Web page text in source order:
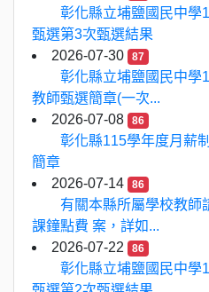
彰化縣立埔鹽國民中學
甄選第3次甄選結果
2026-07-30
87
彰化縣立埔鹽國民中學
教師甄選簡章(一次...
2026-07-08
86
彰化縣115學年度月薪
簡章
2026-07-14
86
有關本縣所屬學校教師
課鐘點費 案，詳如...
2026-07-22
86
彰化縣立埔鹽國民中學